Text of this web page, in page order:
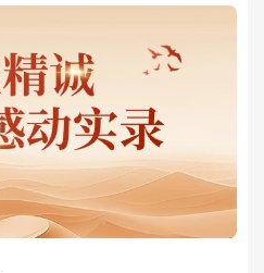
特色诊疗
医保服务